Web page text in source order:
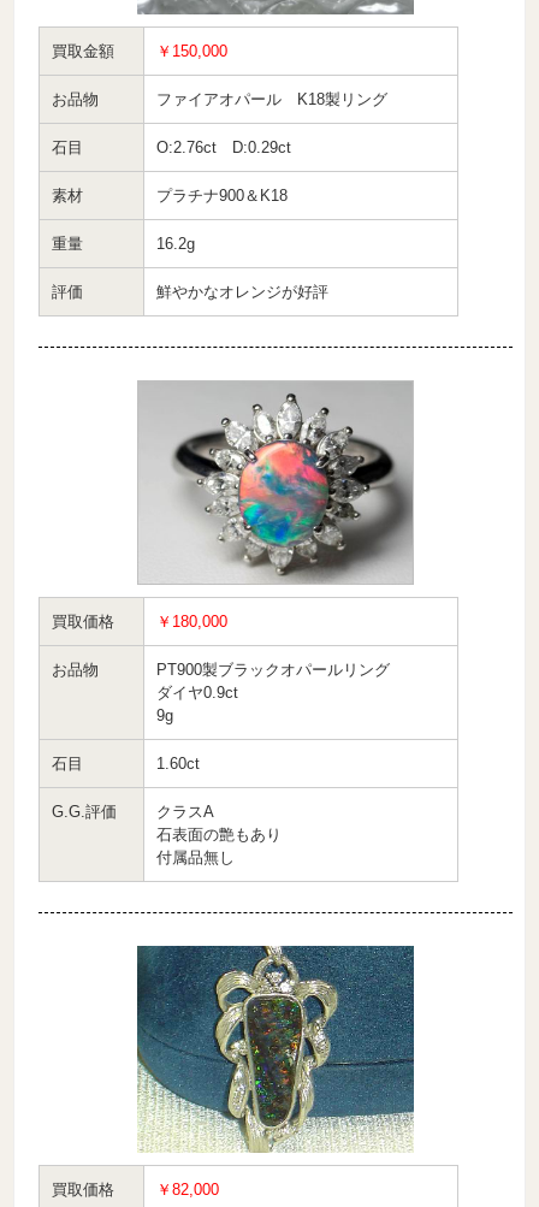
買取金額 ￥150,000
お品物 ファイアオパール K18製リング
石目 O:2.76ct D:0.29ct
素材 プラチナ900＆K18
重量 16.2g
評価 鮮やかなオレンジが好評
買取価格 ￥180,000
お品物
PT900製ブラックオパールリング
ダイヤ0.9ct
9g
石目 1.60ct
G.G.評価
クラスA
石表面の艶もあり
付属品無し
買取価格 ￥82,000